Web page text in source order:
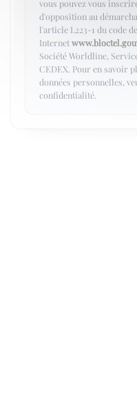
vous pouvez vous
d'opposition au
l'article L223-1 du code
Internet
Société Worldline,
CEDEX. Pour en savoir
données personnelles,
confidentialité.